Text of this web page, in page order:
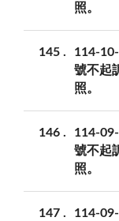
照。
145
114-
號不起
照。
146
114-
號不起
照。
147
114-